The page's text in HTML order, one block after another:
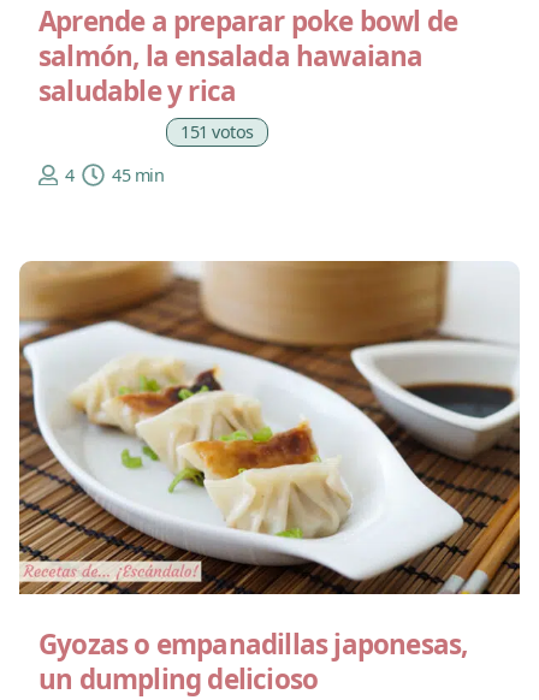
Aprende a preparar poke bowl de
salmón, la ensalada hawaiana
saludable y rica
151 votos
4
45 min
Gyozas o empanadillas japonesas,
un dumpling delicioso